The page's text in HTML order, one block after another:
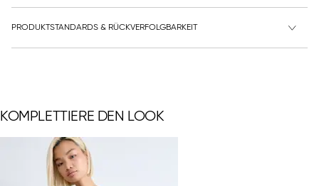
PRODUKTSTANDARDS & RÜCKVERFOLGBARKEIT
KOMPLETTIERE DEN LOOK